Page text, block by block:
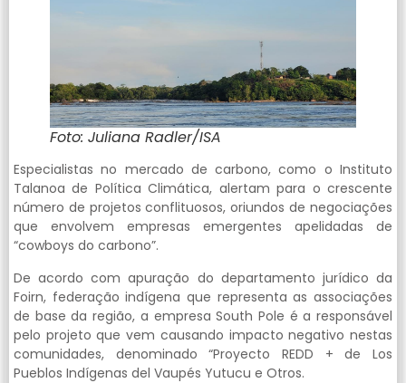
Foto: Juliana Radler/ISA
Especialistas no mercado de carbono, como o Instituto
Talanoa de Política Climática, alertam para o crescente
número de projetos conflituosos, oriundos de negociações
que envolvem empresas emergentes apelidadas de
“cowboys do carbono”.
De acordo com apuração do departamento jurídico da
Foirn, federação indígena que representa as associações
de base da região, a empresa South Pole é a responsável
pelo projeto que vem causando impacto negativo nestas
comunidades, denominado “Proyecto REDD + de Los
Pueblos Indígenas del Vaupés Yutucu e Otros.